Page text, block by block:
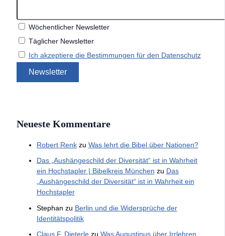
Wöchentlicher Newsletter
Täglicher Newsletter
Ich akzeptiere die Bestimmungen für den Datenschutz
Neueste Kommentare
Robert Renkzu Was lehrt die Bibel über Nationen?
Das „Aushängeschild der Diversität“ ist in Wahrheit
ein Hochstapler | Bibelkreis München zu Das
„Aushängeschild der Diversität“ ist in Wahrheit ein
Hochstapler
Stephan zu Berlin und die Widersprüche der
Identitätspolitik
Claus F. Dieterlezu Was Augustinus über Irrlehren